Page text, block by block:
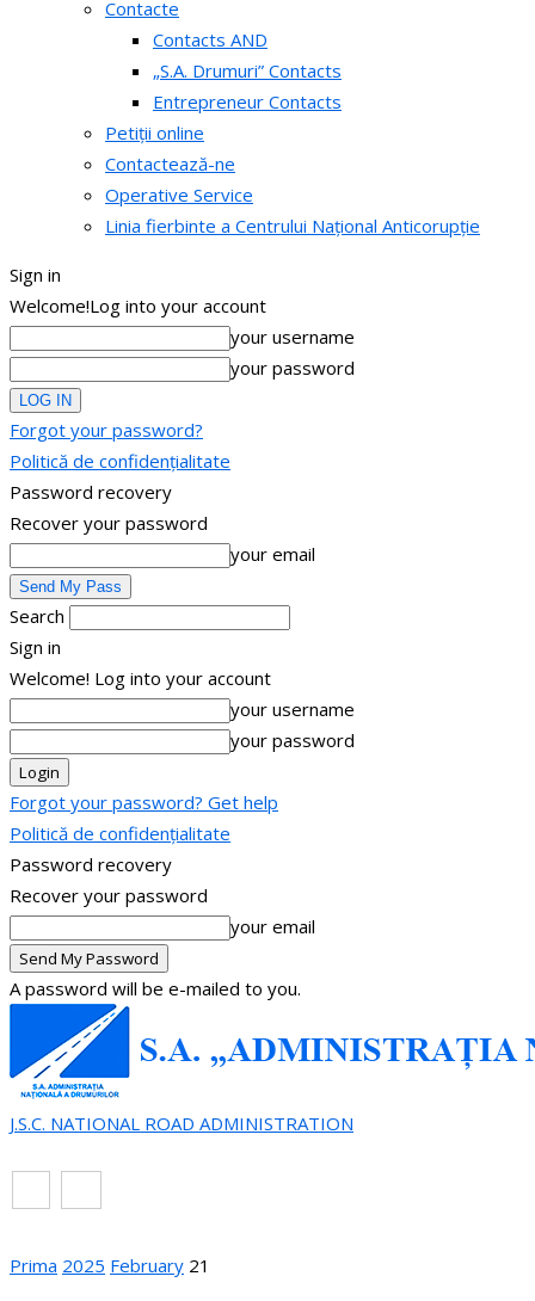
Contacte
Contacts AND
„S.A. Drumuri” Contacts
Entrepreneur Contacts
Petiții online
Contactează-ne
Operative Service
Linia fierbinte a Centrului Național Anticorupție
Sign in
Welcome!Log into your account
your username
your password
Forgot your password?
Politică de confidențialitate
Password recovery
Recover your password
your email
Search
Sign in
Welcome! Log into your account
your username
your password
Forgot your password? Get help
Politică de confidențialitate
Password recovery
Recover your password
your email
A password will be e-mailed to you.
J.S.C. NATIONAL ROAD ADMINISTRATION
Prima 2025 February 21